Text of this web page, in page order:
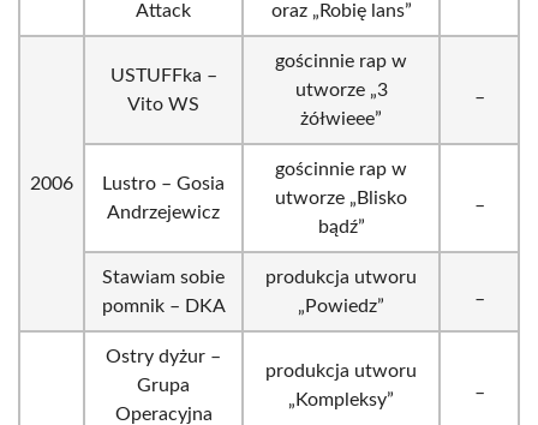
Attack
oraz „Robię lans”
2006
USTUFFka –
Vito WS
gościnnie rap w
utworze „3
żółwieee”
Lustro – Gosia
Andrzejewicz
gościnnie rap w
utworze „Blisko
bądź”
Stawiam sobie
pomnik – DKA
produkcja utworu
„Powiedz”
Ostry dyżur –
Grupa
Operacyjna
produkcja utworu
„Kompleksy”